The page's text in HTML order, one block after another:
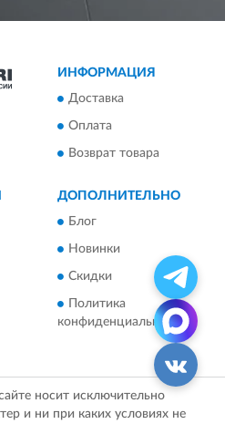
ИНФОРМАЦИЯ
Доставка
Оплата
Возврат товара
ДОПОЛНИТЕЛЬНО
Блог
Новинки
Скидки
Политика
конфиденциальности
носит исключительно
и ни при каких условиях не